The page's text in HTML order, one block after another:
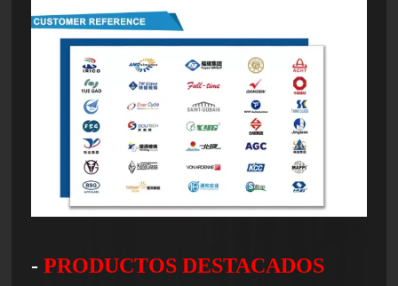
- PRODUCTOS DESTACADOS